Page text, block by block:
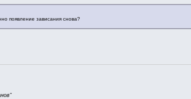
появление зависания снова?